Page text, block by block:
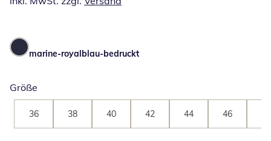
marine-royalblau-bedruckt
Größe
36 38 40 42 44 46